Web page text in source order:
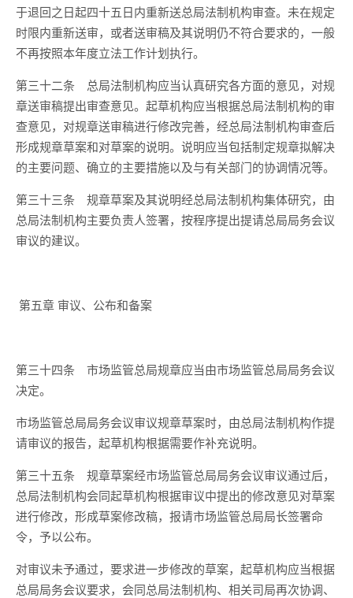
于退回之日起四十五日内重新送总局法制机构审查。未在规定
时限内重新送审，或者送审稿及其说明仍不符合要求的，一般
不再按照本年度立法工作计划执行。
第三十二条 总局法制机构应当认真研究各方面的意见，对规
章送审稿提出审查意见。起草机构应当根据总局法制机构的审
查意见，对规章送审稿进行修改完善，经总局法制机构审查后
形成规章草案和对草案的说明。说明应当包括制定规章拟解决
的主要问题、确立的主要措施以及与有关部门的协调情况等。
第三十三条 规章草案及其说明经总局法制机构集体研究，由
总局法制机构主要负责人签署，按程序提出提请总局局务会议
审议的建议。
第五章 审议、公布和备案
第三十四条 市场监管总局规章应当由市场监管总局局务会议
决定。
市场监管总局局务会议审议规章草案时，由总局法制机构作提
请审议的报告，起草机构根据需要作补充说明。
第三十五条 规章草案经市场监管总局局务会议审议通过后，
总局法制机构会同起草机构根据审议中提出的修改意见对草案
进行修改，形成草案修改稿，报请市场监管总局局长签署命
令，予以公布。
对审议未予通过，要求进一步修改的草案，起草机构应当根据
总局局务会议要求，会同总局法制机构、相关司局再次协调、